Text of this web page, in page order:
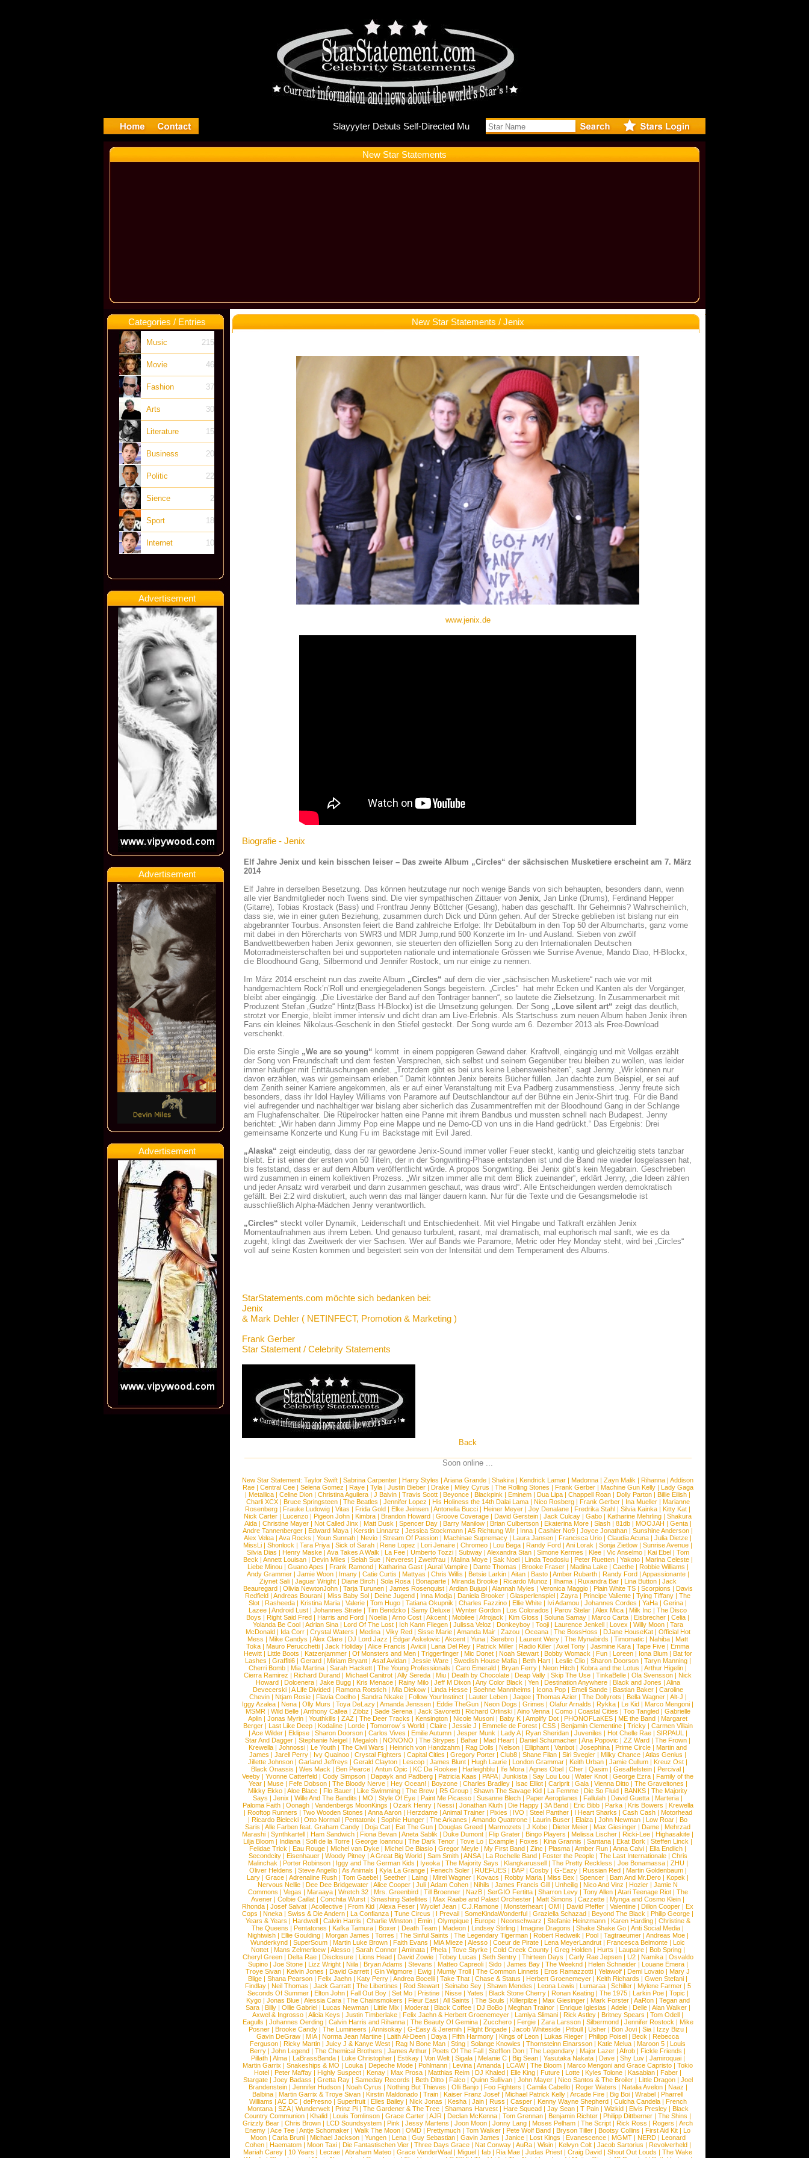
Slayyyter Debuts
New Star Statements
Categories / Entries
Music 215
Movie 46
Fashion 37
Arts 30
Literature 15
Business 20
Politic 22
Sience 2
Sport 18
Internet 10
Advertisement
Advertisement
Advertisement
New Star Statements / Jenix
www.jenix.de
Biografie - Jenix
Elf Jahre Jenix und kein bisschen leiser – Das zweite Album „Circles“ der sächsischen Musketiere erscheint am 7. März
2014
Elf Jahre in derselben Besetzung. Das können heutzutage nur noch wenige Bands von sich behaupten, besonders dann, wenn
alle vier Bandmitglieder noch Twens sind. Die vier sympathischen Zittauer von Jenix, Jan Linke (Drums), Ferdinand Hepper
(Gitarre), Tobias Krostack (Bass) und Frontfrau Jenny Böttcher (Gesang), haben das geschafft. Ihr Geheimnis? Wahrscheinlich,
dass sie, wie in einer guten Beziehung, zusammen durch Dick und Dünn gehen. Auf der Strecke geblieben ist bislang nur ein
abgebrannter Tourbus. Ansonsten feiert die Band zahlreiche Erfolge: Ihr Debütalbum in den Top 50 der Albumcharts, ganz vorne
mit dabei in den Hörercharts von SWR3 und MDR Jump,rund 500 Konzerte im In- und Ausland. Sieben von zwölf
Bandwettbewerben haben Jenix gewonnen, sie steuerten den offiziellen Song zu den Internationalen Deutschen
Motorradmeisterschaften bei und supporteten nationale und internationale Grössen wie Sunrise Avenue, Mando Diao, H-Blockx,
die Bloodhound Gang, Silbermond und Jennifer Rostock, um nur einige zu nennen.
Im März 2014 erscheint nun das zweite Album „Circles“ auf dem die vier „sächsischen Musketiere“ nach wie vor mit
handgemachtem Rock’n’Roll und energiegeladenen Songs begeistern. „Circles“ hat mehr Ecken und Kanten als der Vorgänger,
bleibt aber eingängig. „Die Livestärke der Band auf den Tonträger bannen“, so lautete die Zielsetzung. In Zusammenarbeit mit
Produzent Stefan „Gudze“ Hintz(Bass H-Blockx) ist die Umsetzung gelungen. Der Song „Love silent art“ zeigt das deutlich,
strotzt vor Energie, bleibt immer intensiv und dicht dran am Live-Erlebnis. Als Startschuss zum neuen Album haben Jenix ihren
Fans ein kleines Nikolaus-Geschenk in den Stiefel gesteckt. Der Song wurde am 6. Dezember 2013 als Free-Download
verschenkt.
Die erste Single „We are so young“ kommt in einem poppigeren Gewand daher. Kraftvoll, eingängig und mit Vollgas erzählt
der Song von Freundschaft und dem festen Versprechen, sich selbst und seinem Gegenüber treu bleiben zu wollen, was leider
immer häufiger mit Enttäuschungen endet. „Trotzdem gibt es bei uns keine Lebensweisheiten“, sagt Jenny. „Wir können nur
davon erzählen, was wir gemeinsam erleben.“ Damit könnten Jenix bereits Bücher füllen. Jan dachte zum Beispiel, er sei auf
dem Zenith seiner Karriere angekommen, als er auf einer Veranstaltung mit Eva Padberg zusammenstiess. Jenny freute sich
besonders, dass ihr Idol Hayley Williams von Paramore auf Deutschlandtour auf der Bühne ein Jenix-Shirt trug. Für die Band
viel aufregender und nachhaltiger war bislang aber sicherlich das Zusammentreffen mit der Bloodhound Gang in der Schlange
am Flughafenschalter. Die Rüpelrocker hatten eine Panne mit ihrem Bandbus und mussten schnell nach Budapest. Jenny
berichtet: „Wir haben dann Jimmy Pop eine Mappe und ne Demo-CD von uns in die Hand gedrückt.“ Das Ergebnis: Drei
gemeinsame Konzerte und Kung Fu im Backstage mit Evil Jared.
„Alaska“ zeigt eindeutig, dass der rar gewordene Jenix-Sound immer voller Feuer steckt, kantig und gleichzeitig stets tanzbar
bleibt. Er ist einer der ersten von 50 Titeln, der in der Songwriting-Phase entstanden ist und die Band nie wieder losgelassen hat,
bis feststand, dass er auf dem Album veröffentlicht würde. A propos Songwriting. Bei Jenix gibt’s kein Megabrain. Geschrieben
wird zusammen in einem kollektiven Prozess. „Wir sitzen immer alle mit dem Blick zueinander“, erklärt Jenny, „die Ideen zählen
und jeder Ansatz wird verarbeit und dann zusammen geschaut, was draus wird“. Alle Entscheidungen werden demokratisch
gefällt. Bei 2:2 wird diskutiert, auch wenn das mal länger dauern kann. Nur für die Texte und die Gesangsmelodie ist
ausschließlich Alpha-Mädchen Jenny verantwortlich.
„Circles“ steckt voller Dynamik, Leidenschaft und Entschiedenheit. Mit viel Hingabe und Tatkraft erzählen Jenix
Momentaufnahmen aus ihrem Leben. Und genauso turbulent, rasant, mal dramatisch, mal euphorisch mal sanft, wie es da
zugeht, klingt das Zweitwerk der vier Sachsen. Wer auf Bands wie Paramore, Metric oder Hey Monday steht, wird bei „Circles“
voll auf seine Kosten kommen und begeistert sein von der Intensität und dem Temperament des Albums.
StarStatements.com möchte sich bedanken bei:
Jenix
& Mark Dehler ( NETINFECT, Promotion & Marketing )
Frank Gerber
Star Statement / Celebrity Statements
Back
Soon online ...
New Star Statement: Taylor Swift | Sabrina Carpenter | Harry Styles | Ariana Grande | Shakira | Kendrick Lamar | Madonna | Zayn Malik | Rihanna | Addison
Rae| Central Cee| Selena Gomez | Raye| Tyla| Justin Bieber| Drake| Miley Cyrus | The Rolling Stones | Frank Gerber| Machine Gun Kelly| Lady Gaga
| Metallica | Celine Dion | Christina Aguilera | J Balvin | Travis Scott | Beyonce | Blackpink | Eminem | Dua Lipa | Chappell Roan | Dolly Parton | Billie Eilish |
Charli XCX| Bruce Springsteen| The Beatles | Jennifer Lopez | His Holiness the 14th Dalai Lama| Nico Rosberg| Frank Gerber| Ina Mueller| Marianne
Rosenberg | Frauke Ludowig | Vitas | Frida Gold | Elke Jeinsen | Antonella Bucci | Heiner Meyer | Joy Denalane | Fredrika Stahl | Silvia Kainka | Kitty Kat |
Nick Carter | Lucenzo | Pigeon John | Kimbra | Brandon Howard | Groove Coverage | David Gerstein | Jack Culcay | Gabo | Katharine Mehrling | Shakura
Aida| Christine Mayer| Not Called Jinx | Matt Dusk | Spencer Day| Barry Manilow| Brian Culbertson| Ekaterina More| Slash| 81db| MOOJAH | Genta|
Andre Tannenberger | Edward Maya | Kerstin Linnartz | Jessica Stockmann | A5 Richtung Wir | Inna | Cashier No9 | Joyce Jonathan | Sunshine Anderson |
Alex Velea | Ava Rocks | Youn Sunnah | Nevio | Stream Of Passion | Machinae Supremacy | Laura Jansen | Francisca Urio | Claudia Acuna | Julia Dietze |
MissLi | Shonlock | Tara Priya | Sick of Sarah | Rene Lopez | Lori Jenaire | Chromeo | Lou Bega | Randy Ford | Ani Lorak | Sonja Zietlow | Sunrise Avenue |
Silvia Dias | Henry Maske| Ava Takes A Walk | La Fee| Umberto Tozzi| Subway| Alexandra Stan| Simone Kermes | Klee| Vic Anselmo| Kai Ebel| Tom
Beck | Annett Louisan| Devin Miles | Selah Sue| Neverest| Zweitfrau| Malina Moye| Sak Noel| Linda Teodosiu| Peter Ruetten| Yakoto| Marina Celeste|
Liebe Minou| Guano Apes | Frank Ramond| Katharina Gast| Aural Vampire| Dante Thomas | Brooke Fraser| Madina Lake| Caethe| Robbie Williams |
Andy Grammer| Jamie Woon| Imany| Catie Curtis | Mattyas | Chris Willis | Betsie Larkin| Aitan| Basto| Amber Rubarth| Randy Ford| Appassionante|
Ziynet Sali| Jaguar Wright| Diane Birch| Sola Rosa| Bonaparte| Miranda Brooke| Ricardo Munoz | Ilhama| Ruxandra Bar| Lina Button| Jack
Beauregard| Olivia NewtonJohn| Tarja Turunen| James Rosenquist| Ardian Bujupi| Alannah Myles | Veronica Maggio| Plain White TS| Scorpions | Davis
Redfield | Andreas Bourani | Miss Baby Sol | Deine Jugend | Inna Modja | Daniela Brooker | Glasperlenspiel | Zayra | Principe Valiente | Tying Tiffany | The
Slot | Rasheeda | Kristina Maria | Valerie | Tom Hugo | Tatiana Okupnik | Charles Fazzino | Ellie White | Ivi Adamou | Johannes Cordes | YaHa | Gerina |
Lazee | Android Lust | Johannes Strate | Tim Bendzko | Samy Deluxe | Wynter Gordon | Los Colorados | Parov Stelar | Alex Mica | Milk Inc | The Disco
Boys | Right Said Fred | Harris and Ford | Noelia | Arno Cost | Akcent | Mobilee | Afrojack | Kim Gloss | Soluna Samay | Marco Carta | Eisbrecher | Celia |
Yolanda Be Cool| Adrian Sina| Lord Of The Lost| Ich Kann Fliegen| Julissa Veloz | Donkeyboy| Tooji| Laurence Jenkell| Lovex | Willy Moon| Tara
McDonald| Ida Corr| Crystal Waters | Medina| Viky Red| Sisse Marie| Amanda Mair| Zazou| Oceana| The BossHoss | DJane HouseKat| Official Hot
Mess | Mike Candys | Alex Clare | DJ Lord Jazz | Edgar Askelovic | Akcent | Yuna | Serebro | Laurent Wery | The Mynabirds | Timomatic | Nahiba | Matt
Toka | Mauro Perucchetti | Jack Holiday | Alice Francis | Avicii | Lana Del Rey | Patrick Miller | Radio Killer | Axel Tony | Jasmine Kara | Tape Five | Emma
Hewitt| Little Boots | Katzenjammer| Of Monsters and Men| Triggerfinger| Mic Donet| Noah Stewart| Bobby Womack | Fun| Loreen| Iona Blum| Bat for
Lashes | Graffiti6| Gerard| Miriam Bryant| Asaf Avidan| Jessie Ware| Swedish House Mafia| Beth Hart| Leslie Clio| Sharon Doorson| Taryn Manning|
Cherri Bomb | Mia Martina | Sarah Hackett | The Young Professionals | Caro Emerald | Bryan Ferry | Neon Hitch | Kobra and the Lotus | Arthur Higelin |
Cierra Ramirez | Richard Durand | Michael Canitrot | Ally Sereda | Miu | Death by Chocolate | Deap Vally | Skip The Use | TinkaBelle | Ola Svensson | Nick
Howard| Dolcenera| Jake Bugg| Kris Menace| Rainy Milo| Jeff M Dixon| Any Color Black | Yen| Destination Anywhere| Black and Jones | Alina
Devecerski| A Life Divided| Ramona Rotstich| Mia Diekow| Linda Hesse| Soehne Mannheims | Icona Pop| Emeli Sande| Bastian Baker| Caroline
Chevin| Ntjam Rosie| Flavia Coelho| Sandra Nkake| Follow YourInstinct| Lauter Leben| Jaqee| Thomas Azier| The Dollyrots | Bella Wagner| Alt-J |
Iggy Azalea | Nena | Olly Murs | Toya DeLazy | Amanda Jenssen | Eddie TheGun | Neon Dogs | Grimes | Olafur Arnalds | Rykka | Le Kid | Marco Mengoni |
MSMR| Wild Belle| Anthony Callea| Zibbz | Sade Serena| Jack Savoretti| Richard Orlinski| Aino Venna| Como| Coastal Cities | Too Tangled| Gabrielle
Aplin | Jonas Myrin | Youthkills | ZAZ | The Deer Tracks | Kensington | Nicole Musoni | Baby K | Amplify Dot | PHONOFLaKES | ME the Band | Margaret
Berger| Last Like Deep| Kodaline| Lorde| Tomorrow´s World| Claire| Jessie J | Emmelie de Forest| CSS| Benjamin Clementine| Tricky| Carmen Villain
| Ace Wilder| Eklipse| Sharon Doorson| Carlos Vives | Emilie Autumn| Jesper Munk | Lady A| Ryan Sheridan| Juveniles | Hot Chelle Rae| SIRPAUL
|
Star And Dagger | Stephanie Neigel | Megaloh | NONONO | The Strypes | Bahar | Mad Heart | Daniel Schumacher | Ana Popovic | ZZ Ward | The Frown |
Krewella | Johnossi | Le Youth | The Civil Wars | Heinrich von Handzahm | Rag Dolls | Nelson | Elliphant | Vanbot | Josephina | Prime Circle | Martin and
James | Jarell Perry | Ivy Quainoo | Crystal Fighters | Capital Cities | Gregory Porter | Club8 | Shane Filan | Siri Svegler | Milky Chance | Atlas Genius |
Jillette Johnson | Garland Jeffreys | Gerald Clayton | Lescop | James Blunt | Hugh Laurie | London Grammar | Keith Urban | Jamie Cullum | Kreuz Ost |
Black Onassis | Wes Mack | Ben Pearce | Antun Opic | KC Da Rookee | Harleighblu | Ife Mora | Agnes Obel | Cher | Qasim | Gesaffelstein | Percival |
Veeby | Yvonne Catterfeld | Cody Simpson | Dapayk and Padberg | Patricia Kaas | PAPA| Junkista | Say Lou Lou | Water Knot | George Ezra | Family of the
Year| Muse| Fefe Dobson| The Bloody Nerve| Hey Ocean! | Boyzone| Charles Bradley| Isac Elliot| Carlprit| Gala| Vienna Ditto| The Graveltones |
Mikky Ekko | Aloe Blacc | Flo Bauer | Like Swimming | The Brew | R5 Group | Shawn The Savage Kid | La Femme | Die So Fluid | BANKS | The Majority
Says | Jenix | Wille And The Bandits | MO | Style Of Eye | Paint Me Picasso | Susanne Blech | Paper Aeroplanes | Fallulah | David Guetta | Marteria |
Paloma Faith| Oonagh| Vandenbergs MoonKings | Ozark Henry| Nessi| Jonathan Kluth| Die Happy| 3A Band| Eric Bibb| Parka| Kris Bowers | Krewella
| Rooftop Runners | Two Wooden Stones | Anna Aaron| Herzdame| Animal Trainer| Pixies | IVO | Steel Panther| I Heart Sharks | Cash Cash| Motorhead
| Ricardo Bielecki | Otto Normal | Pentatonix | Sophie Hunger | The Arkanes | Amando Quattrone | Laurin Buser | Elaiza | John Newman | Low Roar | Bo
Saris | Alle Farben feat. Graham Candy | Doja Cat | Eat The Gun | Douglas Greed | Marmozets | J Kobe | Dieter Meier | Max Giesinger | Dame | Mehrzad
Marashi | Synthkartell | Ham Sandwich | Fiona Bevan | Aneta Sablik | Duke Dumont | Flip Grater | Bingo Players | Melissa Lischer | Ricki-Lee | Highasakite |
Lilja Bloom | Indiana | Sofi de la Torre | George Ioannou | The Dark Tenor | Tove Lo | Example | Foxes | Kina Grannis | Santana | Ekat Bork | Steffen Linck |
Felidae Trick | Eau Rouge | Michel van Dyke | Michel De Biasio | Gregor Meyle | My First Band | Zinc | Plasma | Amber Run | Anna Calvi | Ella Endlich |
Secondcity| Eisenhauer| Woody Pitney| A Great Big World| Sam Smith| ANSA| La Rochelle Band| Foster the People| The Last Internationale| Chris
Malinchak | Porter Robinson| Iggy and The German Kids | Iyeoka| The Majority Says | Klangkarussell| The Pretty Reckless | Joe Bonamassa| ZHU|
Oliver Heldens | Steve Angello| As Animals | Kyla La Grange| Fenech Soler| RUEFUES| BAP| Cosby| G-Eazy| Russian Red| Martin Goldenbaum|
Lary | Grace | Adrenaline Rush | Tom Gaebel | Seether | Laing | Mirel Wagner | Kovacs | Robby Maria | Miss Bex | Spencer | Bam And Mr.Dero | Kopek |
Nervous Nellie | Dee Dee Bridgewater | Alice Cooper | Juli | Adam Cohen | Nihils | James Francis Gill | Unheilig | Nico And Vinz | Hozier | Jamie N
Commons | Vegas | Maraaya| Wretch 32| Mrs. Greenbird| Till Broenner| NazB| SerGIO Fertitta| Sharron Levy| Tony Allen| Atari Teenage Riot| The
Avener | Colbie Caillat | Conchita Wurst | Smashing Satellites | Max Raabe and Palast Orchester | Matt Simons | Cazzette | Mynga and Cosmo Klein |
Rhonda | Josef Salvat | Acollective | From Kid | Alexa Feser | Wyclef Jean | C.J.Ramone | Monsterheart | OMI | David Pfeffer | Valentine | Dillon Cooper | Ex
Cops | Nneka | Swiss & Die Andern | La Confianza | Tune Circus | I Prevail | SomeKindaWonderful | Graziella Schazad | Beyond The Black | Philip George |
Years & Years | Hardwell| Calvin Harris | Charlie Winston| Emin| Olympique| Europe| Neonschwarz | Stefanie Heinzmann| Karen Harding| Christine &
The Queens | Pentatones | Kafka Tamura | Boxer | Death Team | Madeon | Lindsey Stirling | Imagine Dragons | Shake Shake Go | Anti Social Media |
Nightwish| Ellie Goulding| Morgan James | Torres | The Sinful Saints | The Legendary Tigerman| Robert Redweik | Pool| Tagtraeumer| Andreas Moe|
Wunderkynd | SuperScum | Martin Luke Brown | Faith Evans | MiA Mieze | Alesso | Coeur de Pirate | Lena MeyerLandrut | Francesca Belmonte | Loic
Nottet| Mans Zelmerloew| Alesso| Sarah Connor| Aminata| Phela| Tove Styrke| Cold Creek County| Greg Holden| Hurts | Laupaire| Bob Spring|
Cheryl Green| Delta Rae| Disclosure| Lions Head| David Zowie| Tobey Lucas | Seth Sentry| Thirteen Days | Carly Rae Jepsen| U2| Namika| Osvaldo
Supino| Joe Stone| Lizz Wright| Niila| Bryan Adams | Stevans | Matteo Capreoli| Sido| James Bay| The Weeknd| Helen Schneider| Louane Emera|
Troye Sivan | Kelvin Jones | David Garrett | Gin Wigmore | Ewig | Mumiy Troll | The Common Linnets | Eros Ramazzotti | Yelawolf | Demi Lovato | Mary J
Blige | Shana Pearson | Felix Jaehn | Katy Perry | Andrea Bocelli | Take That | Chase & Status | Herbert Groenemeyer | Keith Richards | Gwen Stefani |
Findlay| Neil Thomas | Jack Garratt| The Libertines | Rod Stewart| Seinabo Sey| Shawn Mendes | Leona Lewis | Lumaraa| Schiller| Mylene Farmer| 5
Seconds Of Summer| Elton John| Fall Out Boy| Set Mo| Pristine| Nisse| Yates | Black Stone Cherry| Ronan Keating| The 1975| Larkin Poe| Topic |
Kygo| Jonas Blue| Alessia Cara| The Chainsmokers | Fleur East| All Saints | The Souls | Killerpilze| Max Giesinger| Mark Forster| AaRon| Tegan and
Sara| Billy| Ollie Gabriel| Lucas Newman| Little Mix | Moderat| Black Coffee| DJ BoBo| Meghan Trainor| Enrique Iglesias | Adele| Delle| Alan Walker|
Axwel & Ingrosso | Alicia Keys | Justin Timberlake | Felix Jaehn & Herbert Groenemeyer | Lamiya Slimani | Rick Astley | Britney Spears | Tom Odell |
Eagulls | Johannes Oerding| Calvin Harris and Rihanna| The Beauty Of Gemina| Zucchero| Fergie| Zara Larsson| Silbermond| Jennifer Rostock | Mike
Posner| Brooke Candy| The Lumineers | Annisokay| G-Easy & Jeremih| Flight Brigade| Jacob Whiteside| Pitbull| Usher| Bon Jovi| Sia| Izzy Bizu|
Gavin DeGraw | MIA| Norma Jean Martine | Laith Al-Deen | Daya | Fifth Harmony | Kings of Leon | Lukas Rieger | Philipp Poisel | Beck | Rebecca
Ferguson | Ricky Martin | Juicy J & Kanye West | Rag N Bone Man | Sting | Solange Knowles | Thornsteinn Einarsson | Katie Melua | Maroon 5 | Louis
Berry | John Legend | The Chemical Brothers | James Arthur | Poets Of The Fall | Stefflon Don | The Legendary | Major Lazer | Afrob | Fickle Friends |
Pillath| Alma| LaBrassBanda| Luke Christopher| Estikay| Von Welt| Sigala| Melanie C| Big Sean| Yasutaka Nakata| Dave| Shy Luv| Jamiroquai|
Martin Garrix | Snakeships & MO | Louka | Depeche Mode | Pohlmann | Levina | Amanda | LCAW| The Bloom | Marco Mengoni and Grace Capristo | Tokio
Hotel | Peter Maffay | Highly Suspect | Kenay | Max Prosa | Matthias Reim | DJ Khaled | Elle King | Future | Lotte | Kyles Tolone | Kasabian | Faber |
Stargate| Joey Badass | Gretta Ray| Sameday Records | Beth Ditto| Falco| Quinn Sullivan| John Mayer| Nico Santos & The Broiler| Little Dragon| Joel
Brandenstein| Jennifer Hudson| Noah Cyrus | Nothing But Thieves | Olli Banjo| Foo Fighters | Camila Cabello| Roger Waters | Natalia Avelon| Naaz |
Balbina | Martin Garrix & Troye Sivan | Kirstin Maldonado | Train | Kaiser Franz Josef | Michael Patrick Kelly | Arcade Fire | Big Boi | Wrabel | Pharrell
Williams | AC DC| dePresno| Superfruit| Elles Bailey| Nick Jonas | Kesha| Jain| Russ | Casper| Kenny Wayne Shepherd| Culcha Candela| French
Montana| SZA| Wunderwelt| Prinz Pi| The Gardener & The Tree| Shamans Harvest| Hare Squead| Jay Sean| T Pain| Wizkid| Elvis Presley| Black
Country Communion | Khalid | Louis Tomlinson | Grace Carter | AJR | Declan McKenna | Tom Grennan | Benjamin Richter | Philipp Dittberner | The Shins |
Grizzly Bear | Chris Brown | LCD Soundsystem | Pink | Jessy Martens | Joon Moon | Jonny Lang | Moses Pelham | The Script | Rick Ross | Rogers | Arch
Enemy | Ace Tee | Antje Schomaker | Walk The Moon | OMD | Prettymuch | Tom Walker | Pete Wolf Band | Bryson Tiller | Bootsy Collins | First Aid Kit | Lo
Moon| Carla Bruni| Michael Jackson| Yungen| Lena| Guy Sebastian| Gavin James | Janice| Lost Kings | Evanescence| MGMT| NERD| Leonard
Cohen| Haematom| Moon Taxi| Die Fantastischen Vier| Three Days Grace| Nat Conway| AuRa| Wisin| Kelvyn Colt| Jacob Sartorius | Revolverheld|
Mariah Carey | 10 Years | Lecrae | Abraham Mateo | Grace VanderWaal | Miguel | fab | Ria Mae | Judas Priest | Craig David | Shout Out Louds | The Wake